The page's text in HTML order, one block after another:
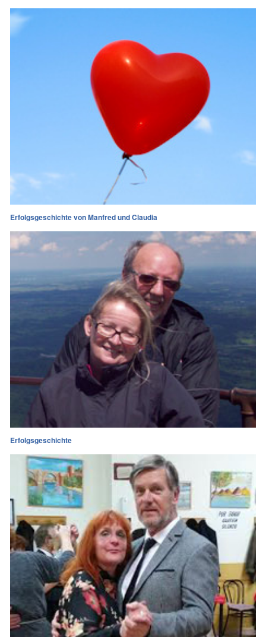
Erfolgsgeschichte von Manfred und Claudia
Erfolgsgeschichte